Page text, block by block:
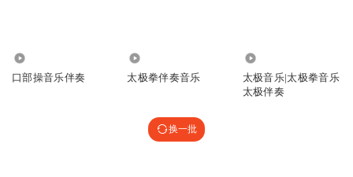
口部操音乐伴奏 太极拳伴奏音乐
太极音乐|太极拳音乐
太极伴奏
换一批